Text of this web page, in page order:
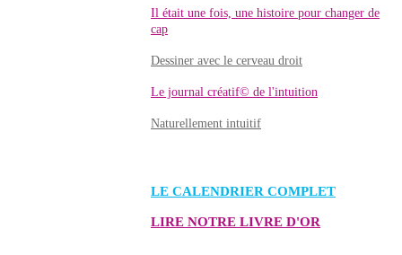
Il était une fois, une histoire pour changer de
cap
Dessiner avec le cerveau droit
Le journal créatif© de l'intuition
Naturellement intuitif
LE CALENDRIER COMPLET
LIRE NOTRE LIVRE D'OR